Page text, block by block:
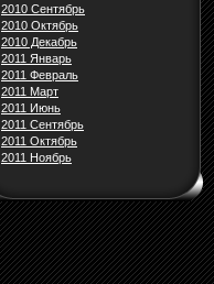
2010 Сентябрь
2010 Октябрь
2010 Декабрь
2011 Январь
2011 Февраль
2011 Март
2011 Июнь
2011 Сентябрь
2011 Октябрь
2011 Ноябрь